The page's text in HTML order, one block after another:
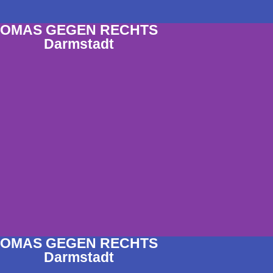
OMAS GEGEN RECHTS
Darmstadt
OMAS GEGEN RECHTS
Darmstadt